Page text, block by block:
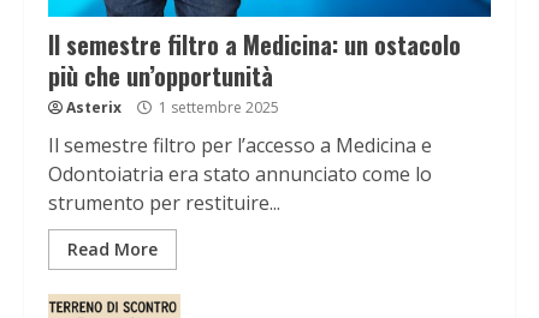
Il semestre filtro a Medicina: un ostacolo
più che un’opportunità
Asterix 1 settembre 2025
Il semestre filtro per l’accesso a Medicina e
Odontoiatria era stato annunciato come lo
strumento per restituire...
Read More